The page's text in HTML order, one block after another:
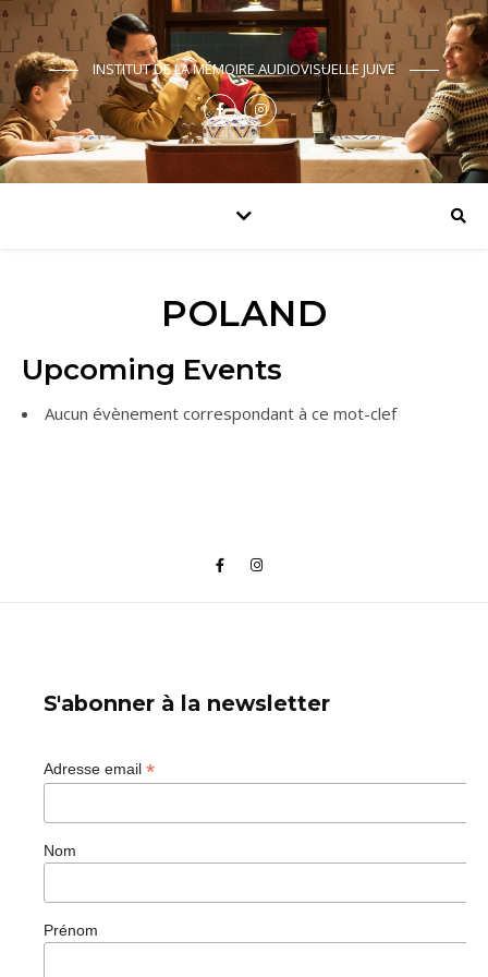
INSTITUT DE LA MÉMOIRE AUDIOVISUELLE JUIVE
POLAND
Upcoming Events
Aucun évènement correspondant à ce mot-clef
S'abonner à la newsletter
Adresse email *
Nom
Prénom